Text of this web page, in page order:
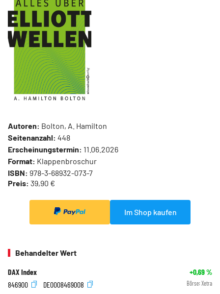
Autoren: Bolton, A. Hamilton
Seitenanzahl: 448
Erscheinungstermin: 11.06.2026
Format: Klappenbroschur
ISBN: 978-3-68932-073-7
Preis: 39,90 €
Im Shop kaufen
Behandelter Wert
DAX Index +0,69%
846900
DE0008469008 Börse: Xetra